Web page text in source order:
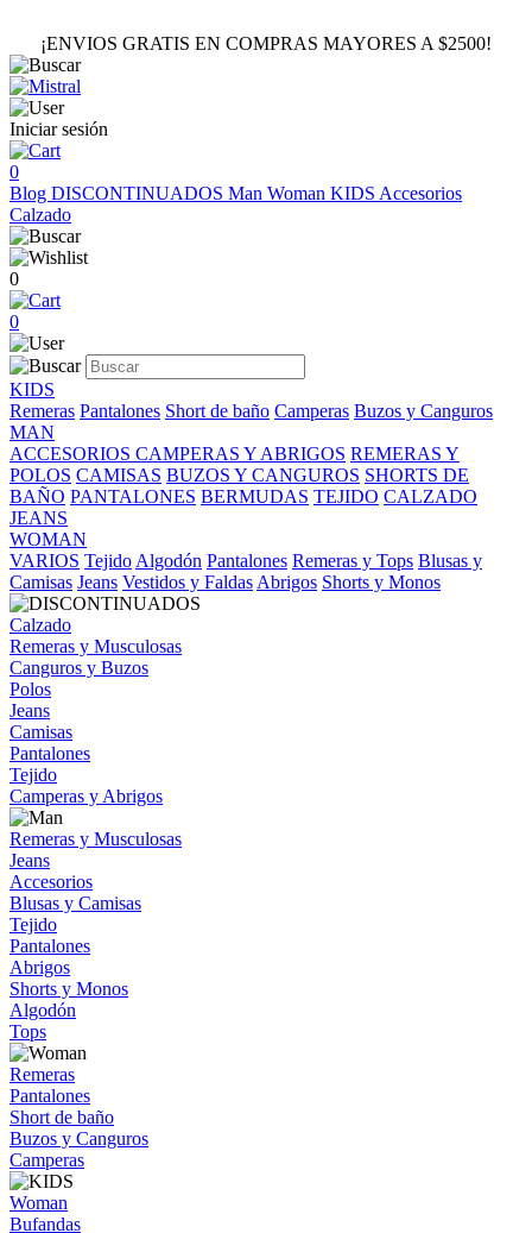
¡ENVIOS GRATIS EN COMPRAS MAYORES A $2500!
Iniciar sesión
0
Blog DISCONTINUADOS Man Woman KIDS Accesorios
Calzado
0
0
KIDS
Remeras Pantalones Short de baño Camperas Buzos y Canguros
MAN
ACCESORIOS CAMPERAS Y ABRIGOS REMERAS Y
POLOS CAMISAS BUZOS Y CANGUROS SHORTS DE
BAÑO PANTALONES BERMUDAS TEJIDO CALZADO
JEANS
WOMAN
VARIOS Tejido Algodón Pantalones Remeras y Tops Blusas y
Camisas Jeans Vestidos y Faldas Abrigos Shorts y Monos
Calzado
Remeras y Musculosas
Canguros y Buzos
Polos
Jeans
Camisas
Pantalones
Tejido
Camperas y Abrigos
Remeras y Musculosas
Jeans
Accesorios
Blusas y Camisas
Tejido
Pantalones
Abrigos
Shorts y Monos
Algodón
Tops
Remeras
Pantalones
Short de baño
Buzos y Canguros
Camperas
Woman
Bufandas